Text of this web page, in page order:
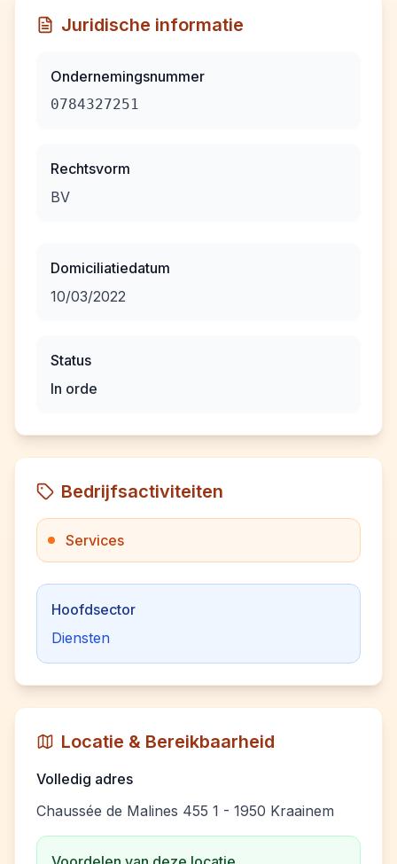
Juridische informatie
Ondernemingsnummer
0784327251
Rechtsvorm
BV
Domiciliatiedatum
10/03/2022
Status
In orde
Bedrijfsactiviteiten
Services
Hoofdsector
Diensten
Locatie & Bereikbaarheid
Volledig adres
Chaussée de Malines 455 1 - 1950 Kraainem